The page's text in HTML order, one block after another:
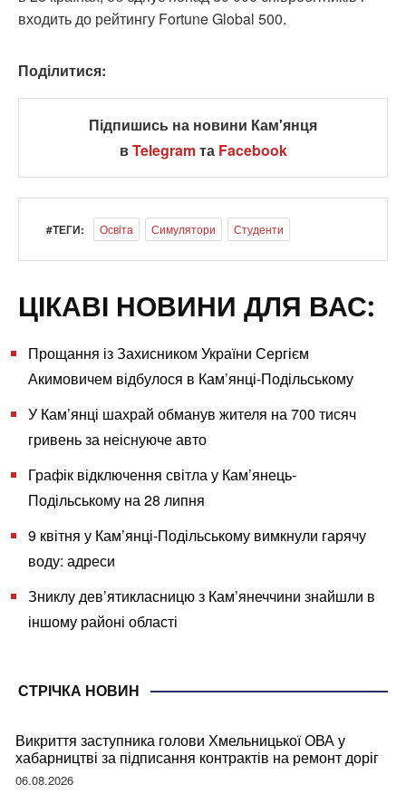
входить до рейтингу Fortune Global 500.
Поділитися:
Підпишись на новини Кам'янця
вTelegramта Facebook
#ТЕГИ: Освіта Симулятори Студенти
ЦІКАВІ НОВИНИ ДЛЯ ВАС:
Прощання із Захисником України Сергієм
Акимовичем відбулося в Кам’янці-Подільському
У Кам’янці шахрай обманув жителя на 700 тисяч
гривень за неіснуюче авто
Графік відключення світла у Кам’янець-
Подільському на 28 липня
9 квітня у Кам’янці-Подільському вимкнули гарячу
воду: адреси
Зниклу дев’ятикласницю з Кам’янеччини знайшли в
іншому районі області
СТРІЧКА НОВИН
Викриття заступника голови Хмельницької ОВА у
хабарництві за підписання контрактів на ремонт доріг
06.08.2026